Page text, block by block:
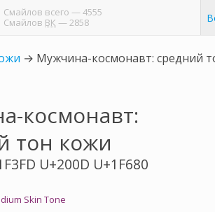
Смайлов всего — 4555
Смайлов ВК — 2858
→ Мужчина-космонавт: средний
космонавт:
тон кожи
U+200D U+1F680
Skin Tone